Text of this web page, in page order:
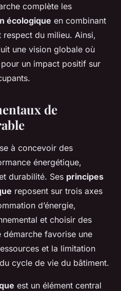
complète les
écologique en combinant
du milieu. Ainsi,
une vision globale où
un impact positif sur
de
à concevoir des
énergétique,
durabilité. Ses principes
reposent sur trois axes
d’énergie,
et choisir des
démarche favorise une
et la limitation
cycle de vie du bâtiment.
est un élément central